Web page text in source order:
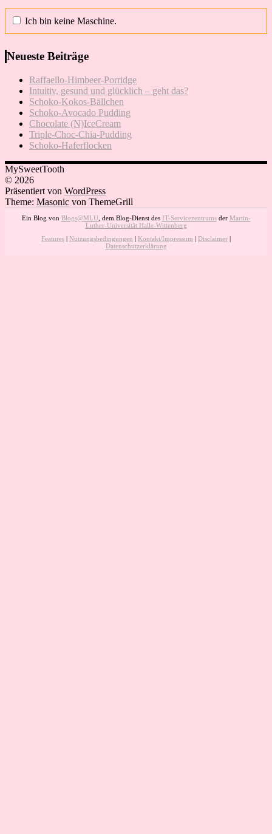
Ich bin keine Maschine.
Neueste Beiträge
Raffaello-Himbeer-Porridge
Intuitiv, gesund und glücklich – geht das?
Schoko-Kokos-Bällchen
Schoko-Avocado Pudding
Chocolate (N)IceCream
Triple-Choc-Chia-Pudding
Schoko-Haferflocken
MySweetTooth
© 2026
Präsentiert von WordPress
Theme: Masonic von ThemeGrill
Ein Blog von Blogs@MLU, dem Blog-Dienst des IT-Servicezentrumsder Martin-
Luther-Universität Halle-Wittenberg
Features | Nutzungsbedingungen | Kontakt/Impressum | Disclaimer |
Datenschutzerklärung